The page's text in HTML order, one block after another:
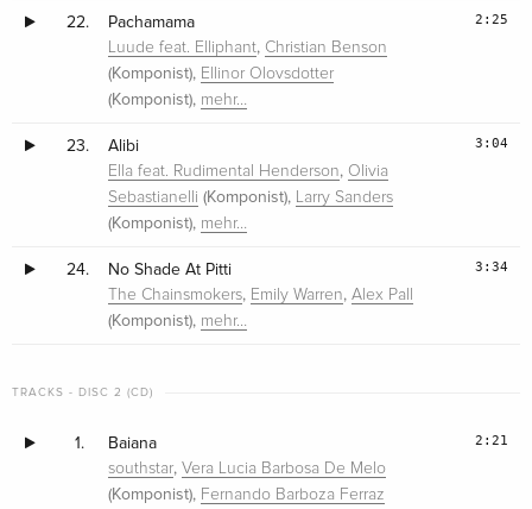
22. Pachamama
Luude feat. Elliphant, Christian Benson
(Komponist), Ellinor Olovsdotter
(Komponist), mehr…
2:25
23. Alibi
Ella feat. Rudimental Henderson, Olivia
Sebastianelli (Komponist), Larry Sanders
(Komponist), mehr…
3:04
24. No Shade At Pitti
The Chainsmokers, Emily Warren,Alex Pall
(Komponist), mehr…
3:34
TRACKS - DISC 2 (CD)
1. Baiana
southstar,Vera Lucia Barbosa De Melo
(Komponist), Fernando Barboza Ferraz
2:21